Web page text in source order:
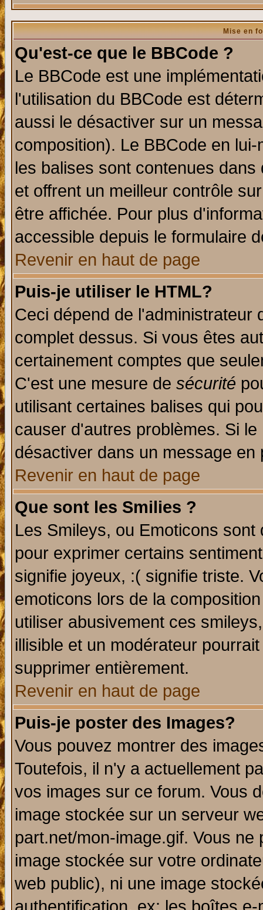
Mise en
Qu'est-ce que le BBCode ?
Le BBCode est une
l'utilisation du BBCode est
aussi le désactiver sur un
composition). Le BBCode en
les balises sont contenues
et offrent un meilleur contrôle
être affichée. Pour plus
accessible depuis le formulaire
Revenir en haut de page
Puis-je utiliser le HTML?
Ceci dépend de l'administrateur
complet dessus. Si vous êtes
certainement comptes que
C'est une mesure de sécurité
utilisant certaines balises qui
causer d'autres problèmes. Si
désactiver dans un message
Revenir en haut de page
Que sont les Smilies ?
Les Smileys, ou Emoticons
pour exprimer certains
signifie joyeux, :( signifie triste.
emoticons lors de la
utiliser abusivement ces
illisible et un modérateur
supprimer entièrement.
Revenir en haut de page
Puis-je poster des Images?
Vous pouvez montrer des
Toutefois, il n'y a actuellement
vos images sur ce forum. Vous
image stockée sur un serveur
part.net/mon-image.gif. Vous
image stockée sur votre
web public), ni une image